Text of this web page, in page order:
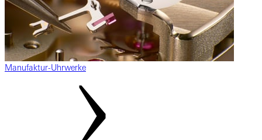
Manufaktur-Uhrwerke